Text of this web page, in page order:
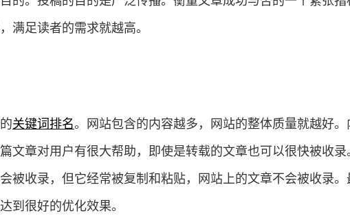
满足读者的需求就越高。
关键词排名。网站包含的内容越多，网站的整体质量就越好。
文章对用户有很大帮助，即使是转载的文章也可以很快被收录
被收录，但它经常被复制和粘贴，网站上的文章不会被收录。
到很好的优化效果。